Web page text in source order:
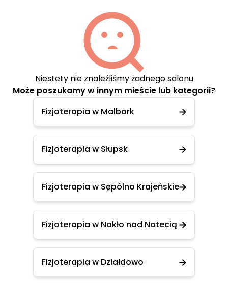
Niestety nie znaleźliśmy żadnego salonu
Może poszukamy w innym mieście lub kategorii?
Fizjoterapia w Malbork
Fizjoterapia w Słupsk
Fizjoterapia w Sępólno Krajeńskie
Fizjoterapia w Nakło nad Notecią
Fizjoterapia w Działdowo